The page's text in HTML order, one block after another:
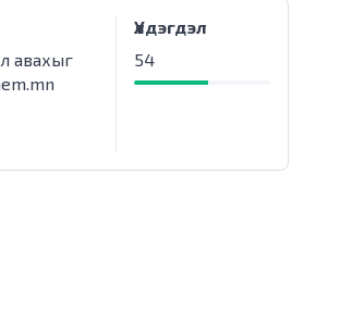
авахыг
Үлдэгдэл
54